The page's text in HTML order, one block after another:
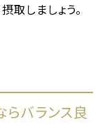
取しましょう。
らバランス良